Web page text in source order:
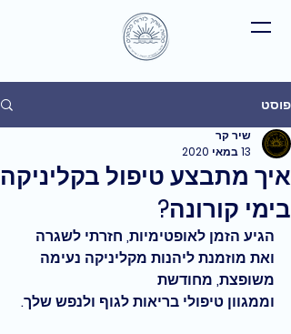
פוסט
איך מתבצע טיפול בקליניקה
בימי קורונה?
שיר קר
13 במאי 2020
הגיע הזמן לאופטימיות, חזרתי לשגרה
ואת מוזמנת ליהנות מקליניקה נעימה
משופצת, מחודשת
וממגוון טיפולי בריאות לגוף ולנפש שלך.